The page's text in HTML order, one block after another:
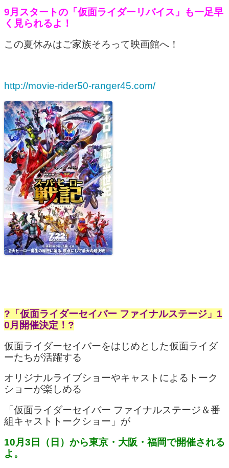
9月スタートの「仮面ライダーリバイス」も一足早
く見られるよ！
この夏休みはご家族そろって映画館へ！
http://movie-rider50-ranger45.com/
?「仮面ライダーセイバー ファイナルステージ」1
0月開催決定！?
仮面ライダーセイバーをはじめとした仮面ライダ
ーたちが活躍する
オリジナルライブショーやキャストによるトーク
ショーが楽しめる
「仮面ライダーセイバー ファイナルステージ＆番
組キャストトークショー」が
10月3日（日）から東京・大阪・福岡で開催される
よ。